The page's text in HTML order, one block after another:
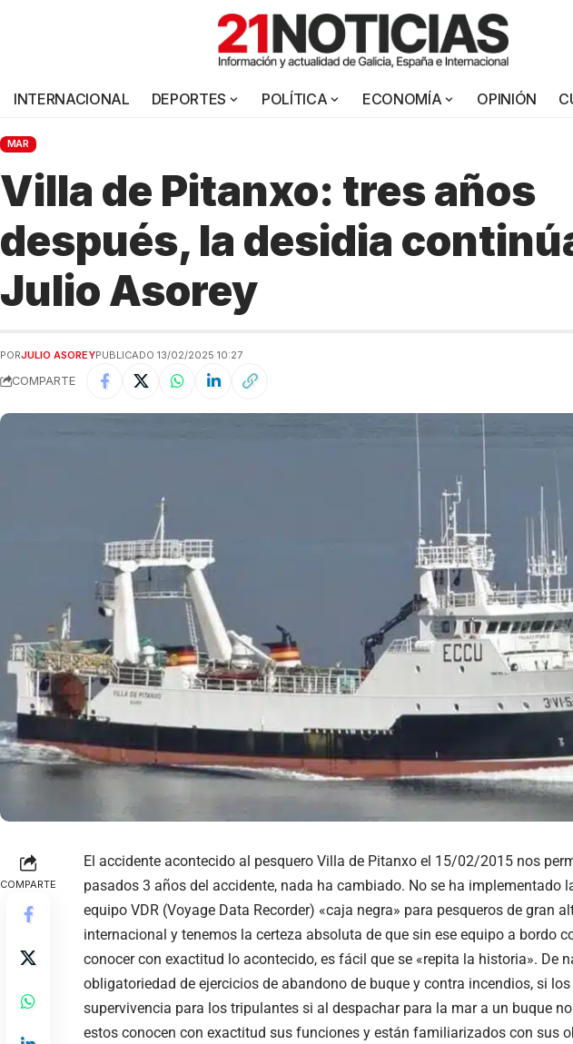
INTERNACIONAL DEPORTES POLÍTICA ECONOMÍA OPINIÓN
MAR
Villa de Pitanxo: tres años
después, la desidia
Julio Asorey
PORJULIO ASOREYPUBLICADO 13/02/2025 10:27
COMPARTE
COMPARTE
El accidente acontecido al pesquero Villa de Pitanxo el 15/02/2015 nos
pasados 3 años del accidente, nada ha cambiado. No se ha implementado
equipo VDR (Voyage Data Recorder) «caja negra» para pesqueros de gran
internacional y tenemos la certeza absoluta de que sin ese equipo a bordo
conocer con exactitud lo acontecido, es fácil que se «repita la historia». De
obligatoriedad de ejercicios de abandono de buque y contra incendios, si
supervivencia para los tripulantes si al despachar para la mar a un buque
estos conocen con exactitud sus funciones y están familiarizados con sus